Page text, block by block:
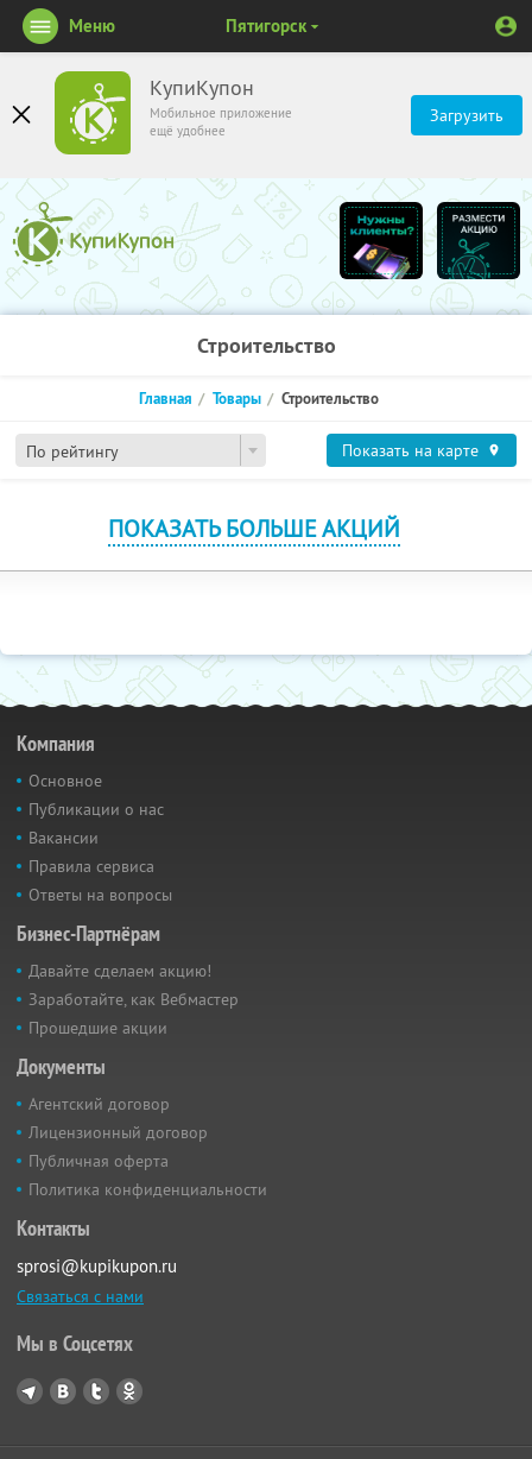
КупиКупон
Мобильное приложение
ещё удобнее
Загрузить
Меню Пятигорск
Строительство
По рейтингу
Главная Товары Строительство
Показать на карте
ПОКАЗАТЬ БОЛЬШЕ АКЦИЙ
Компания
Основное
Публикации о нас
Вакансии
Правила сервиса
Ответы на вопросы
Бизнес-Партнёрам
Давайте сделаем акцию!
Заработайте, как Вебмастер
Прошедшие акции
Документы
Агентский договор
Лицензионный договор
Публичная оферта
Политика конфиденциальности
Контакты
sprosi@kupikupon.ru
Связаться с нами
Мы в Соцсетях